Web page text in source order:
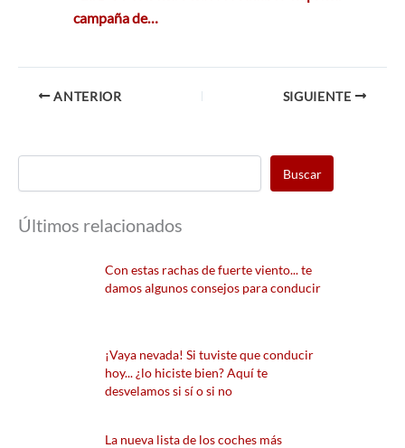
campaña de…
ANTERIOR SIGUIENTE
Buscar
Últimos relacionados
Con estas rachas de fuerte viento... te
damos algunos consejos para conducir
¡Vaya nevada! Si tuviste que conducir
hoy... ¿lo hiciste bien? Aquí te
desvelamos si sí o si no
La nueva lista de los coches más